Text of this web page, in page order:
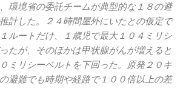
環境省の委託チームが典型的な１８の避
計した。２４時間屋外にいたとの仮定で
ルートだけ、１歳児で最大１０４ミリシ
たが、そのほかは甲状腺がんが増えると
ミリシーベルトを下回った。原発２０キ
避難でも時期や経路で１００倍以上の差